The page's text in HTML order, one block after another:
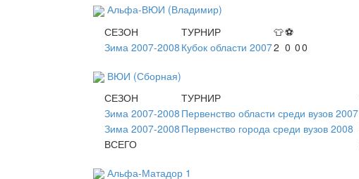
Альфа-ВЮИ (Владимир)
СЕЗОН
ТУРНИР 👕⚽
Зима 2007-2008 Кубок области 20072 0 00
ВЮИ (Сборная)
СЕЗОН
ТУРНИР
Зима 2007-2008 Первенство области среди вузов 2007
Зима 2007-2008 Первенство города среди вузов 2008
ВСЕГО
Альфа-Матадор 1